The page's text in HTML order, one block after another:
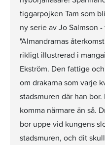
tiggarpojken Tam som
ny serie av Jo Salmson
"Almandrarnas
rikligt illustrerad i
Ekström. Den fattige
om drakarna som varje
stadsmuren där han
komma närmare än så.
bor uppe vid kungens
stadsmuren, och dit